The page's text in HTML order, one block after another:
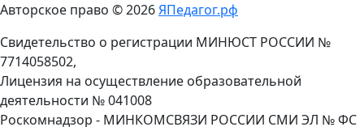
Авторское право © 2026ЯПедагог.рф
Свидетельство о регистрации МИНЮСТ РОССИИ №
7714058502,
Лицензия на осуществление образовательной
деятельности № 041008
Роскомнадзор - МИНКОМСВЯЗИ РОССИИ СМИ ЭЛ № ФС